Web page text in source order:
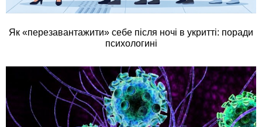
Як «перезавантажити» себе після ночі в укритті: поради
психологині